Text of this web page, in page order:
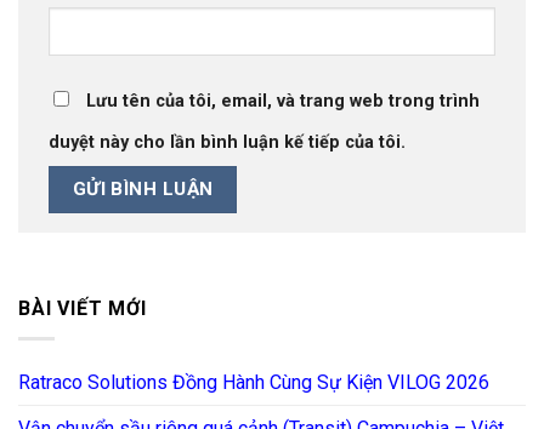
Lưu tên của tôi, email, và trang web trong trình
duyệt này cho lần bình luận kế tiếp của tôi.
BÀI VIẾT MỚI
Ratraco Solutions Đồng Hành Cùng Sự Kiện VILOG 2026